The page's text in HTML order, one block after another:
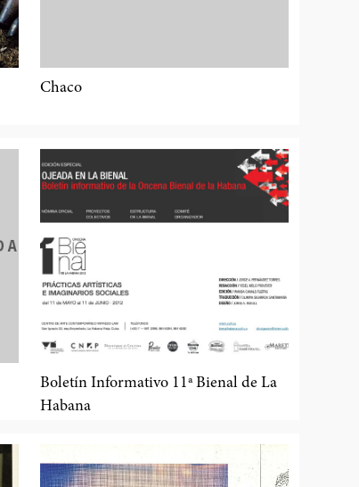
Chaco
Boletín Informativo 11ª Bienal de La
Habana